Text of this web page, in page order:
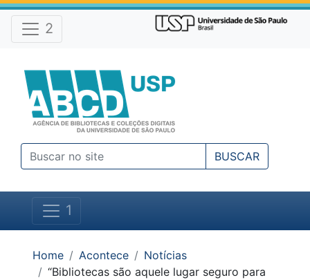
e Ferramentas do site
Ir para o conteúdo [1]
Ir para o menu [2]
Ir para a busca [3]
2
BUSCAR
1
Home Acontece
Notícias
“Bibliotecas são aquele lugar seguro para